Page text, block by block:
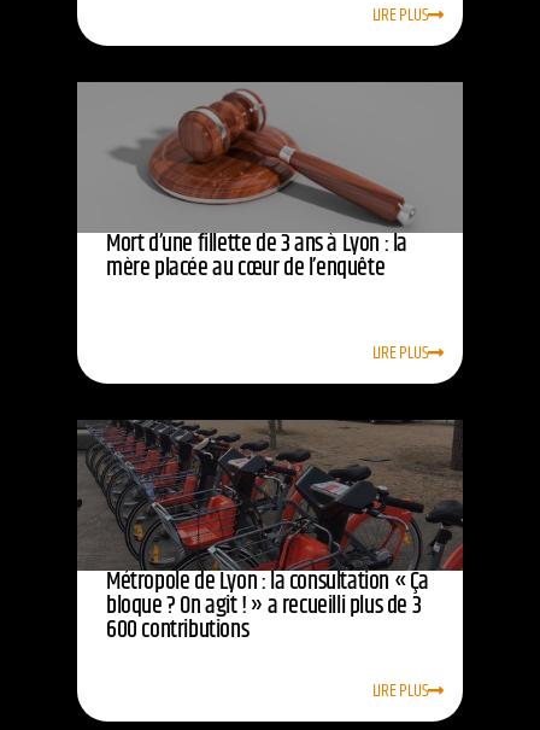
LIRE PLUS
Mort d’une fillette de 3 ans à Lyon : la
mère placée au cœur de l’enquête
LIRE PLUS
Métropole de Lyon : la consultation « Ça
bloque ? On agit ! » a recueilli plus de 3
600 contributions
LIRE PLUS